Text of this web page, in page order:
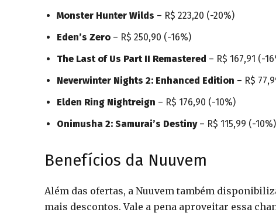
Monster Hunter Wilds – R$ 223,20 (-20%)
Eden’s Zero – R$ 250,90 (-16%)
The Last of Us Part II Remastered – R$ 167,91 (-
Neverwinter Nights 2: Enhanced Edition – R$
Elden Ring Nightreign – R$ 176,90 (-10%)
Onimusha 2: Samurai’s Destiny– R$ 115,99 (-10%)
Benefícios da Nuuvem
Além das ofertas, a Nuuvem também
mais descontos. Vale a pena aproveitar essa